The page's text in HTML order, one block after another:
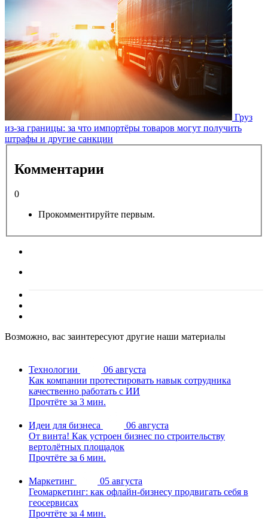
Груз
из-за границы: за что импортёры товаров могут получить
штрафы и другие санкции
Комментарии
0
Прокомментируйте первым.
Возможно, вас заинтересуют другие наши материалы
Технологии
06 августа
Как компании протестировать навык сотрудника
качественно работать с ИИ
Прочтёте за 3 мин.
Идеи для бизнеса
06 августа
От винта! Как устроен бизнес по строительству
вертолётных площадок
Прочтёте за 6 мин.
Маркетинг
05 августа
Геомаркетинг: как офлайн-бизнесу продвигать себя в
геосервисах
Прочтёте за 4 мин.